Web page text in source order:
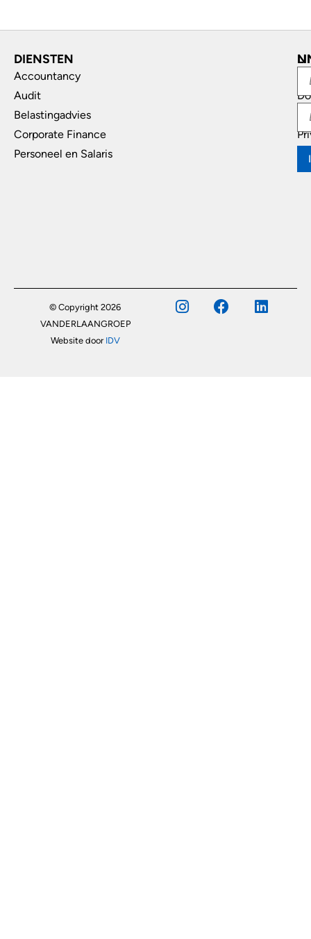
DIENSTEN
Accountancy
Audit
Belastingadvies
Corporate Finance
Personeel en Salaris
© Copyright 2026
VANDERLAANGROEP
Website door IDV